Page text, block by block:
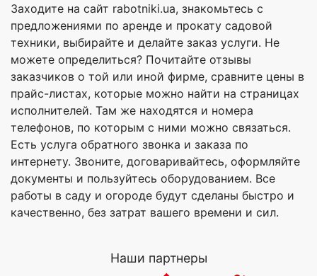
Заходите на сайт rabotniki.ua, знакомьтесь с
предложениями по аренде и прокату садовой
техники, выбирайте и делайте заказ услуги. Не
можете определиться? Почитайте отзывы
заказчиков о той или иной фирме, сравните цены в
прайс-листах, которые можно найти на страницах
исполнителей. Там же находятся и номера
телефонов, по которым с ними можно связаться.
Есть услуга обратного звонка и заказа по
интернету. Звоните, договаривайтесь, оформляйте
документы и пользуйтесь оборудованием. Все
работы в саду и огороде будут сделаны быстро и
качественно, без затрат вашего времени и сил.
Наши партнеры